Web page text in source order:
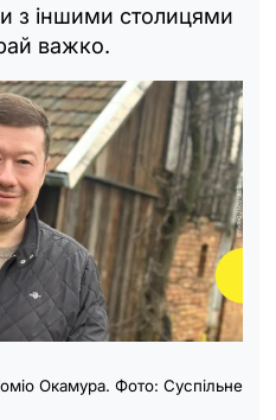
з іншими столицями
важко.
Окамура. Фото: Суспільне